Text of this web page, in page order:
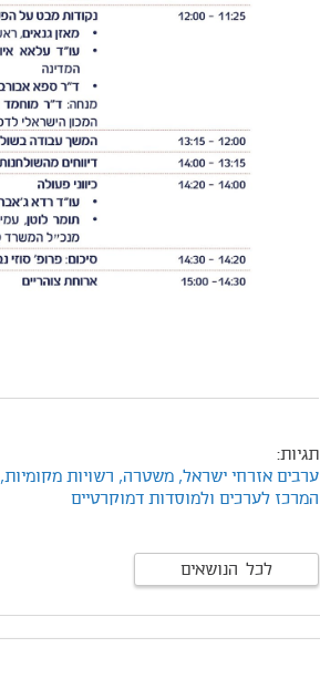
תגיות:
ערבים אזרחי ישראל, משטרה, רשויות מקומיות,
המרכז לערכים ולמוסדות דמוקרטיים
לכל הנושאים